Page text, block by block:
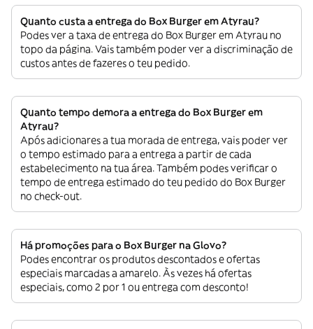
Quanto custa a entrega do Box Burger em Atyrau?
Podes ver a taxa de entrega do Box Burger em Atyrau no
topo da página. Vais também poder ver a discriminação de
custos antes de fazeres o teu pedido.
Quanto tempo demora a entrega do Box Burger em
Atyrau?
Após adicionares a tua morada de entrega, vais poder ver
o tempo estimado para a entrega a partir de cada
estabelecimento na tua área. Também podes verificar o
tempo de entrega estimado do teu pedido do Box Burger
no check-out.
Há promoções para o Box Burger na Glovo?
Podes encontrar os produtos descontados e ofertas
especiais marcadas a amarelo. Às vezes há ofertas
especiais, como 2 por 1 ou entrega com desconto!